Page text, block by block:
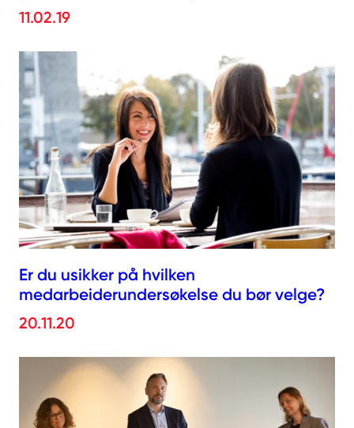
11.02.19
Er du usikker på hvilken
medarbeiderundersøkelse du bør velge?
20.11.20